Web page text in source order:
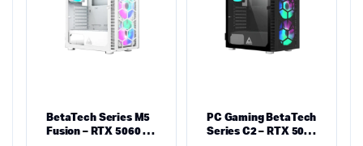
BetaTech Series M5
Fusion – RTX 5060 |
PC Gaming BetaTech
Series C2 – RTX 5060